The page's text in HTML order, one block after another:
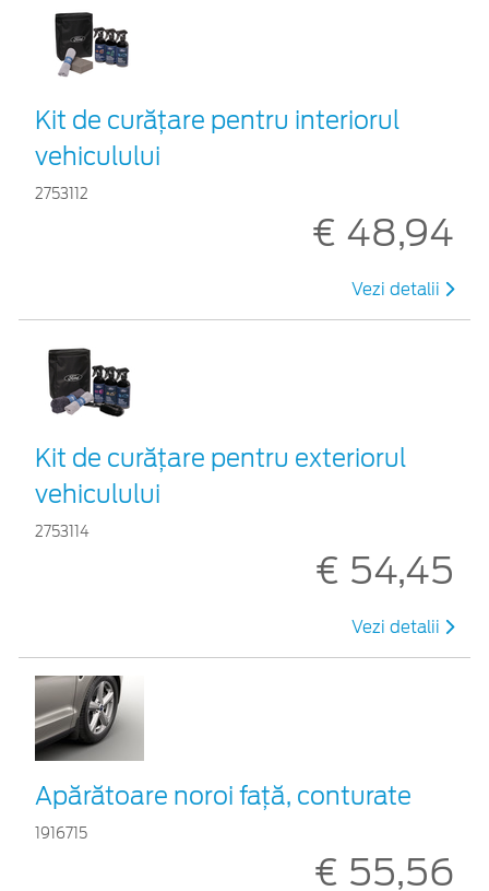
Kit de curățare pentru interiorul
vehiculului
2753112
€ 48,94
Vezi detalii
Kit de curățare pentru exteriorul
vehiculului
2753114
€ 54,45
Vezi detalii
Apărătoare noroi faţă, conturate
1916715
€ 55,56